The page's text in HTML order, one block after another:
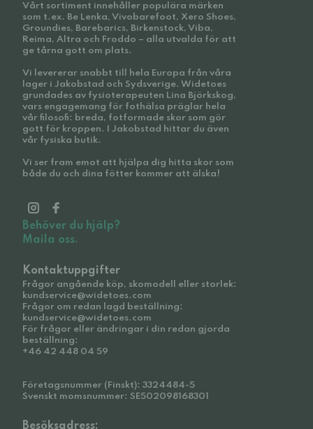
Vårt sortiment innehåller populära märken
som t.ex. Be Lenka, Vivobarefoot, Xero Shoes,
Groundies, Barebarics, Birkenstock, Viba,
Reima, Altra och Froddo – alla utvalda för att
ge tårna gott om plats.
Vi levererar snabbt till hela Europa från våra
lager i Jakobstad och Sydsverige. Widetoes
grundades av fysioterapeuten Lina Björkskog,
vars engagemang för fothälsa präglar hela
vår filosofi: breda, fotformade skor som gör
gott för kroppen. I Jakobstad hittar du även
vår fysiska butik.
Vi ser fram emot att hjälpa dig hitta skor som
både du och dina fötter kommer att älska!
Behöver du hjälp?
Maila oss.
Kontaktuppgifter
Frågor angående köp, skomodell eller storlek:
kundservice@widetoes.com
Frågor om redan lagd beställning:
kundservice@widetoes.com
För frågor eller ändringar i din redan gjorda
beställning:
+46 42 448 04 59
Företagsnummer (Finskt): 3324484-5
Svenskt momsnummer: SE502098168301
Besöksadress: